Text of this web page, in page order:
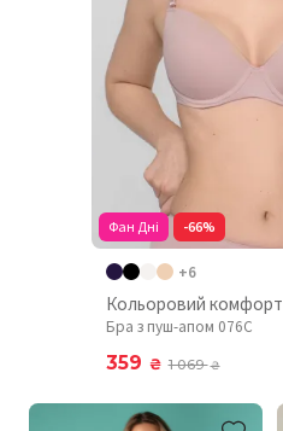
Фан Дні -66%
+6
Кольоровий комфорт
Бра з пуш-апом 076C
359 ₴ 1 069₴